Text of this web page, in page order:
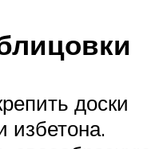
доски
избетона.